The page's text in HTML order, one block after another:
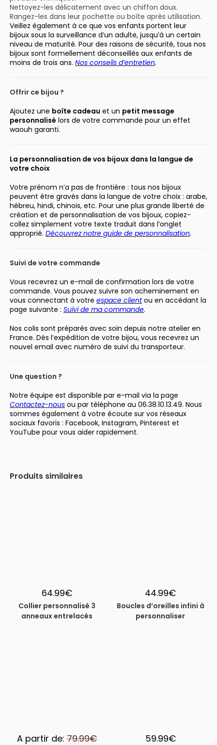
Nettoyez-les délicatement avec un chiffon doux.
Rangez-les dans leur pochette ou boîte après utilisation.
Veillez également à ce que vos enfants portent leur
bijoux sous la surveillance d’un adulte, jusqu’à un certain
niveau de maturité. Pour des raisons de sécurité, tous nos
bijoux sont formellement déconseillés aux enfants de
moins de trois ans. Nos conseils d’entretien.
Offrir ce bijou ?
Ajoutez une boîte cadeau et un petit message
personnalisé lors de votre commande pour un effet
waouh garanti.
La personnalisation de vos bijoux dans la langue de
votre choix
Votre prénom n’a pas de frontière : tous nos bijoux
peuvent être gravés dans la langue de votre choix : arabe,
hébreu, hindi, chinois, etc. Pour une plus grande liberté de
création et de personnalisation de vos bijoux, copiez-
collez simplement votre texte traduit dans l’onglet
approprié. Découvrez notre guide de personnalisation.
Suivi de votre commande
Vous recevrez un e-mail de confirmation lors de votre
commande. Vous pouvez suivre son acheminement en
vous connectant à votre espace clientou en accédant la
page suivante : Suivi de ma commande.
Nos colis sont préparés avec soin depuis notre atelier en
France. Dès l’expédition de votre bijou, vous recevrez un
nouvel email avec numéro de suivi du transporteur.
Une question ?
Notre équipe est disponible par e-mail via la page
Contactez-nous ou par téléphone au 06.38.10.13.49. Nous
sommes également à votre écoute sur vos réseaux
sociaux favoris : Facebook, Instagram, Pinterest et
YouTube pour vous aider rapidement.
Produits similaires
64.99€
Collier personnalisé 3
anneaux entrelacés
44.99€
Boucles d’oreilles infini à
personnaliser
A partir de:79.99€
59.99€